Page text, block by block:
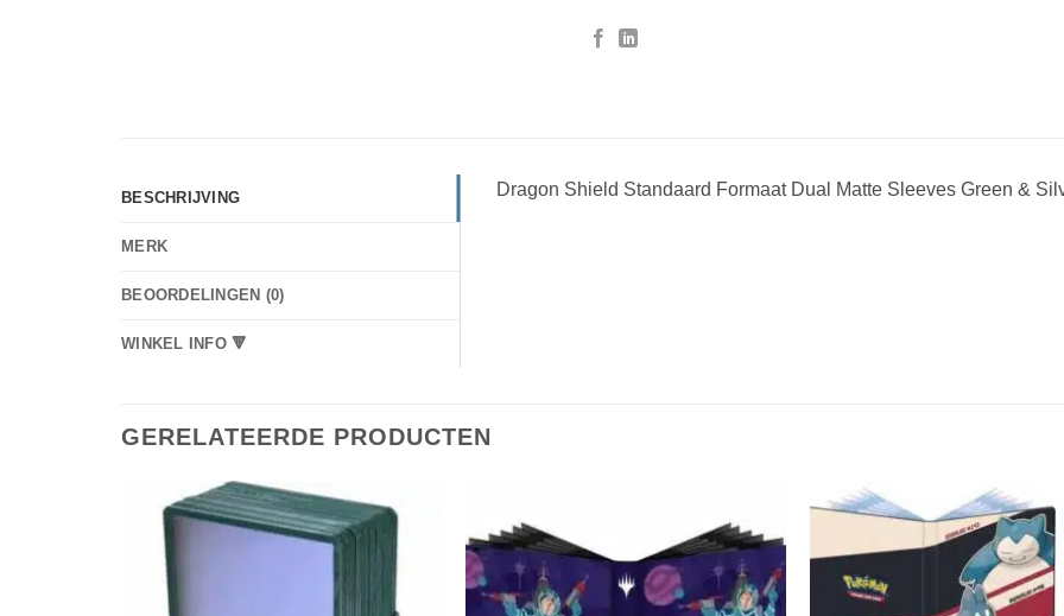
BESCHRIJVING
MERK
BEOORDELINGEN (0)
WINKEL INFO 🔻
Dragon Shield Standaard Formaat Dual Matte Sleeves Green &
GERELATEERDE PRODUCTEN